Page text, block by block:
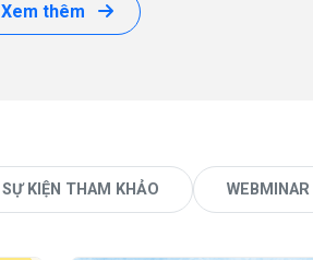
Xem thêm
SỰ KIỆN THAM KHẢO WEBMINAR